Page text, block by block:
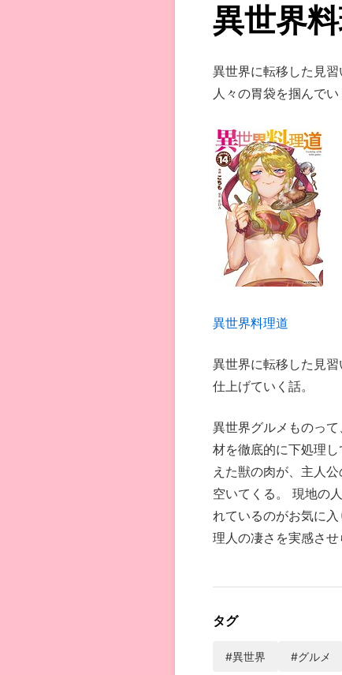
異世界
異世界に転移した見
人々の胃袋を掴んで
異世界料理道
異世界に転移した見
仕上げていく話。
異世界グルメものっ
材を徹底的に下処理
えた獣の肉が、主人
空いてくる。 現地の
れているのがお気に
理人の凄さを実感させ
タグ
#異世界 #グルメ